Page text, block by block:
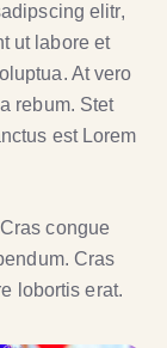
elitr,
ut labore et
At vero
rebum. Stet
est Lorem
congue
Cras
lobortis erat.